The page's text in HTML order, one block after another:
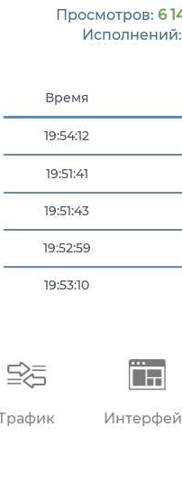
Просмотров: 6
Время
19:54:12
19:51:41
19:51:43
19:52:59
19:53:10